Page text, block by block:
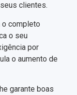
clientes.
o completo
o seu
por
o aumento de
garante boas